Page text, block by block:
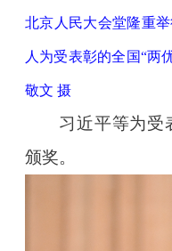
北京人民大会堂隆重
人为受表彰的全国“两
敬文 摄
习近平等为受
颁奖。